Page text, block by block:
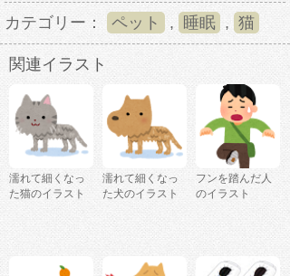
カテゴリー： ペット , 睡眠 , 猫
関連イラスト
濡れて細くなっ
た猫のイラスト
濡れて細くなっ
た犬のイラスト
フンを踏んだ人
のイラスト